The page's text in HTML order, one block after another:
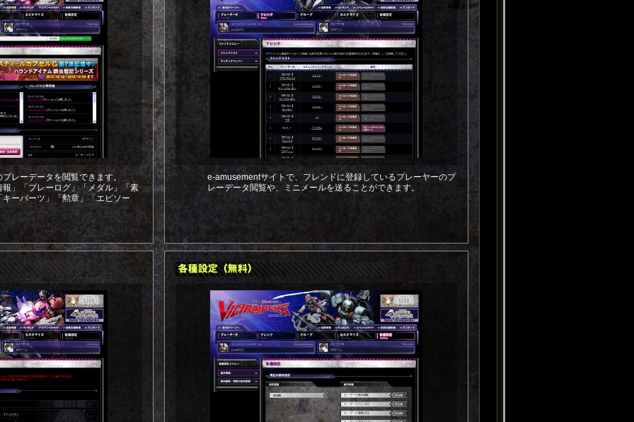
レーデータを閲覧できます。
」「プレーログ」「メダル」「素
ーパーツ」「勲章」「エピソー
e-amusementサイトで、フレンドに登録しているプレーヤーのプ
レーデータ閲覧や、ミニメールを送ることができます。